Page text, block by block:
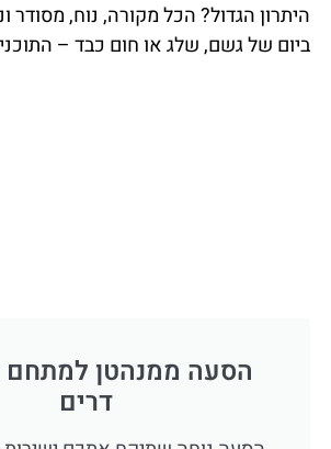
היתרון הגדול? הכל מקורה, נוח, מסודר
ביום של גשם, שלג או חום כבד –
הסעה ממנהטן למתחם
דרים